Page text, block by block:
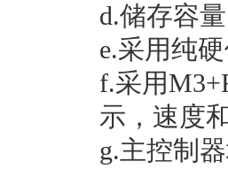
d.储存容
e.采用纯
f.采用
示，速度
g.主控制